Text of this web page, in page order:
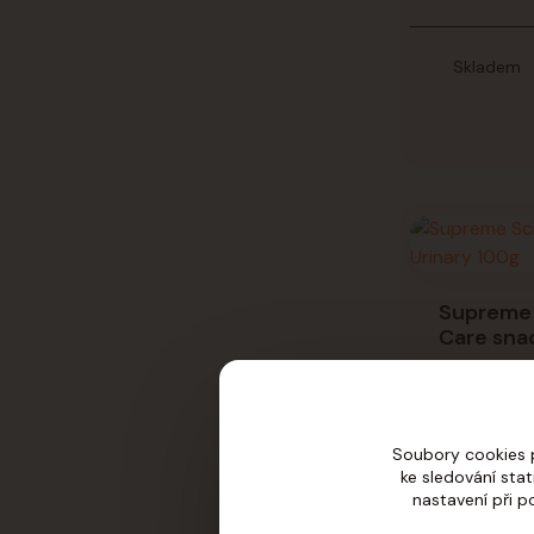
Skladem
Care
Soubory cookies
ke sledování
nastavení při